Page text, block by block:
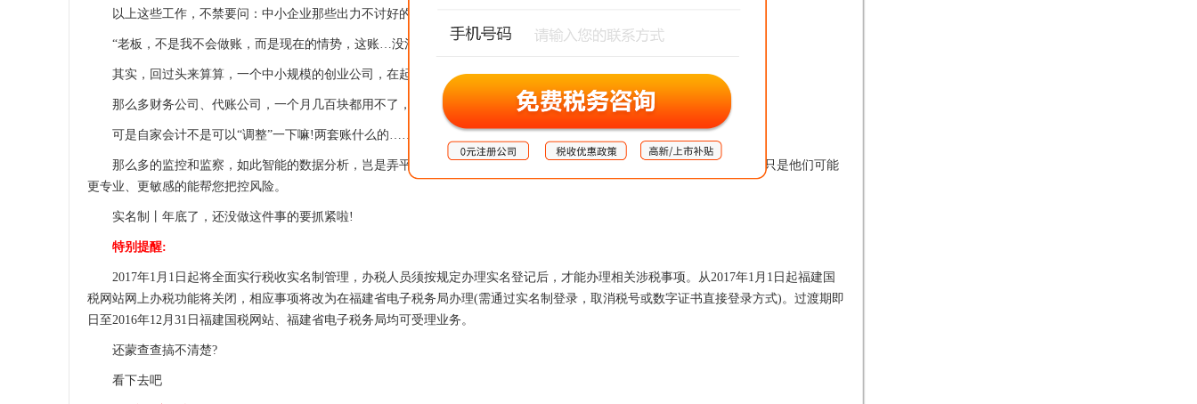
以上这些工作，不禁要问：中小企业那些出力不讨好的财务人员会不会被“逼”的集体离职?
“老板，不是我不会做账，而是现在的情势，这账…没法做!这税…不能不缴!”
其实，回过头来算算，一个中小规模的创业公司，在起步阶段摸爬滚打，实在没有条件“供养”一位专业专职会计!
那么多财务公司、代账公司，一个月几百块都用不了，能把你的外账做的非常“靠谱”!
可是自家会计不是可以“调整”一下嘛!两套账什么的……你懂的……
那么多的监控和监察，如此智能的数据分析，岂是弄平报表就能解决的?况且…代账公司是根据你提供的凭证做“外账”，只是他们可能
更专业、更敏感的能帮您把控风险。
实名制丨年底了，还没做这件事的要抓紧啦!
特别提醒:
2017年1月1日起将全面实行税收实名制管理，办税人员须按规定办理实名登记后，才能办理相关涉税事项。从2017年1月1日起福建国
税网站网上办税功能将关闭，相应事项将改为在福建省电子税务局办理(需通过实名制登录，取消税号或数字证书直接登录方式)。过渡期即
日至2016年12月31日福建国税网站、福建省电子税务局均可受理业务。
还蒙查查搞不清楚?
看下去吧